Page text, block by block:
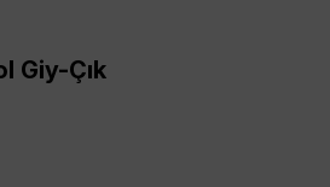
Giy-Çık